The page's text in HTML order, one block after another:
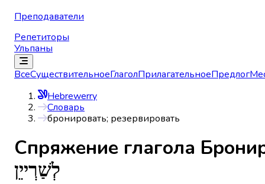
Преподаватели
Репетиторы
Ульпаны
ВсеСуществительноеГлаголПрилагательноеПредлог
Hebrewerry
Словарь
бронировать; резервировать
Спряжениe глагола
לְשַׁרְייֵן